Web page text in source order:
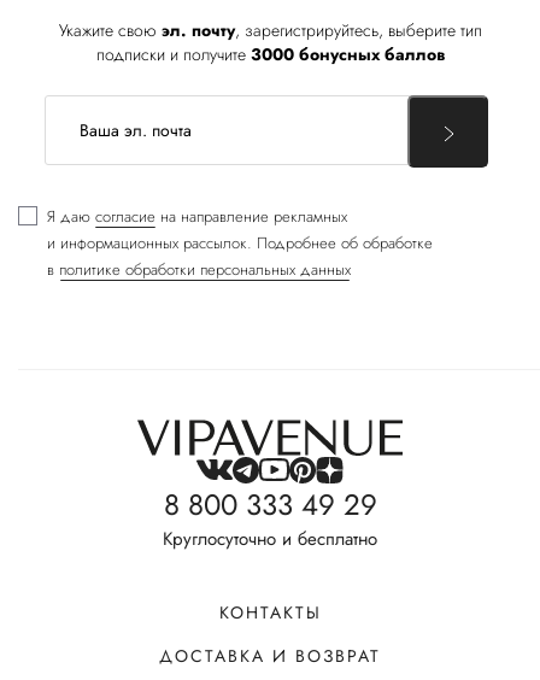
Укажите свою эл. почту, зарегистрируйтесь, выберите тип
подписки и получите 3000 бонусных баллов
Я даю согласие на направление рекламных
и информационных рассылок. Подробнее об обработке
в политике обработки персональных данных
8 800 333 49 29
Круглосуточно и бесплатно
КОНТАКТЫ
ДОСТАВКА И ВОЗВРАТ